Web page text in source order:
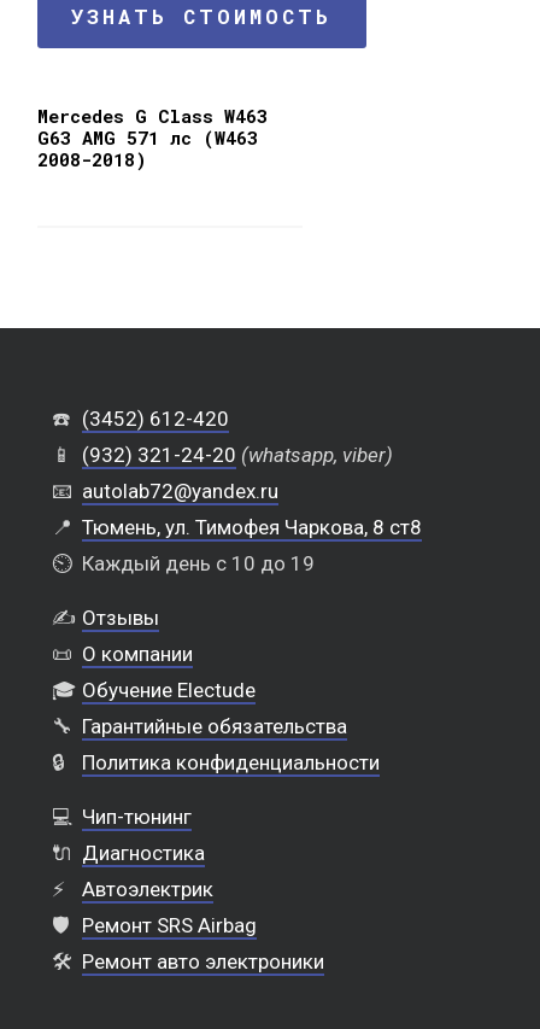
УЗНАТЬ СТОИМОСТЬ
Mercedes G Class W463
G63 AMG 571 лс (W463
2008-2018)
☎️ (3452) 612-420
📱
(932) 321-24-20 (whatsapp, viber)
📧 autolab72@yandex.ru
📍 Тюмень, ул. Тимофея Чаркова, 8 ст8
⏲️ Каждый день с 10 до 19
✍️ Отзывы
📜 О компании
🎓 Обучение Electude
🔧 Гарантийные обязательства
🔒
Политика конфиденциальности
💻 Чип-тюнинг
🔌 Диагностика
⚡
Автоэлектрик
🛡️ Ремонт SRS Airbag
🛠️ Ремонт авто электроники